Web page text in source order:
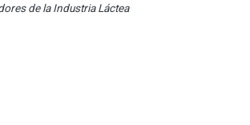
de la Industria Láctea